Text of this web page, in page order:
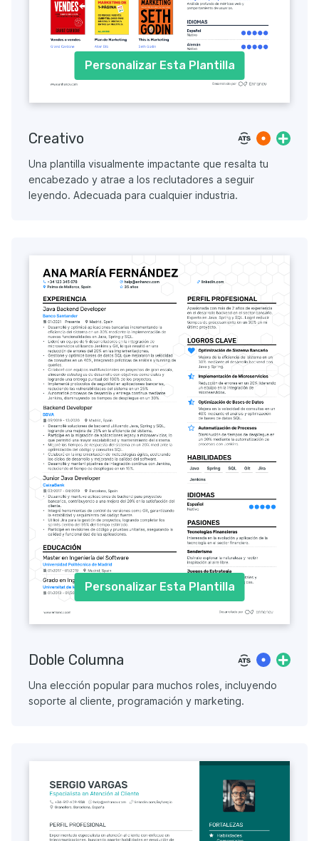
Personalizar Esta Plantilla
Creativo
Una plantilla visualmente impactante que resalta tu
encabezado y atrae a los reclutadores a seguir
leyendo. Adecuada para cualquier industria.
Personalizar Esta Plantilla
Doble Columna
Una elección popular para muchos roles, incluyendo
soporte al cliente, programación y marketing.